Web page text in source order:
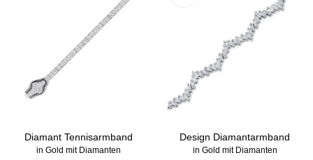
Diamant Tennisarmband
in Gold mit Diamanten
Design Diamantarmband
in Gold mit Diamanten